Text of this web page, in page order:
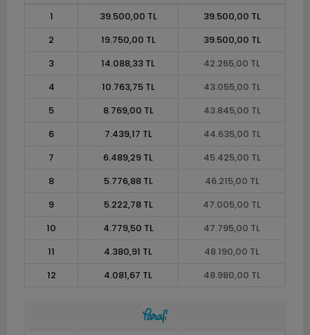
1 39.500,00 TL
39.500,00 TL
2
19.750,00 TL
39.500,00 TL
3
14.088,33 TL
42.265,00 TL
4
10.763,75 TL
43.055,00 TL
5
8.769,00 TL
43.845,00 TL
6
7.439,17 TL
44.635,00 TL
7
6.489,29 TL
45.425,00 TL
8
5.776,88 TL
46.215,00 TL
9
5.222,78 TL
47.005,00 TL
10
4.779,50 TL
47.795,00 TL
11
4.380,91 TL
48.190,00 TL
12
4.081,67 TL 48.980,00 TL